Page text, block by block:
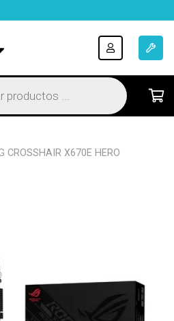
CROSSHAIR X670E HERO